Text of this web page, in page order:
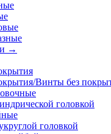
→
Винты без
головкой
головкой